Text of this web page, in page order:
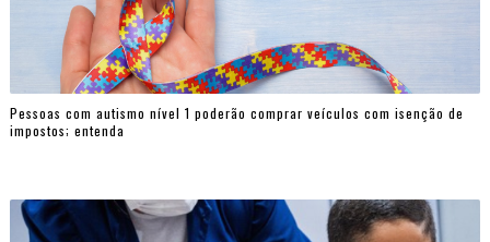
Pessoas com autismo nível 1 poderão comprar veículos com isenção de
impostos; entenda